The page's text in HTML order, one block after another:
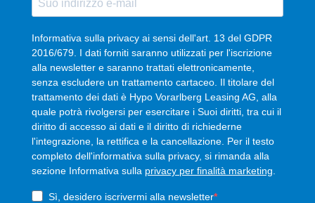
Informativa sulla privacy ai sensi dell'art. 13 del GDPR
2016/679. I dati forniti saranno utilizzati per l'iscrizione
alla newsletter e saranno trattati elettronicamente,
senza escludere un trattamento cartaceo. Il titolare del
trattamento dei dati è Hypo Vorarlberg Leasing AG, alla
quale potrà rivolgersi per esercitare i Suoi diritti, tra cui il
diritto di accesso ai dati e il diritto di richiederne
l'integrazione, la rettifica e la cancellazione. Per il testo
completo dell'informativa sulla privacy, si rimanda alla
sezione Informativa sulla privacy per finalità marketing
Sì, desidero iscrivermi alla newsletter